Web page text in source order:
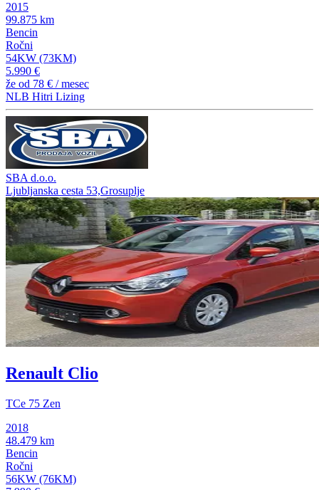
2015
99.875 km
Bencin
Ročni
54KW (73KM)
5.990 €
že od 78 € / mesec
NLB Hitri Lizing
SBA d.o.o.
Ljubljanska cesta 53,Grosuplje
Renault Clio
TCe 75 Zen
2018
48.479 km
Bencin
Ročni
56KW (76KM)